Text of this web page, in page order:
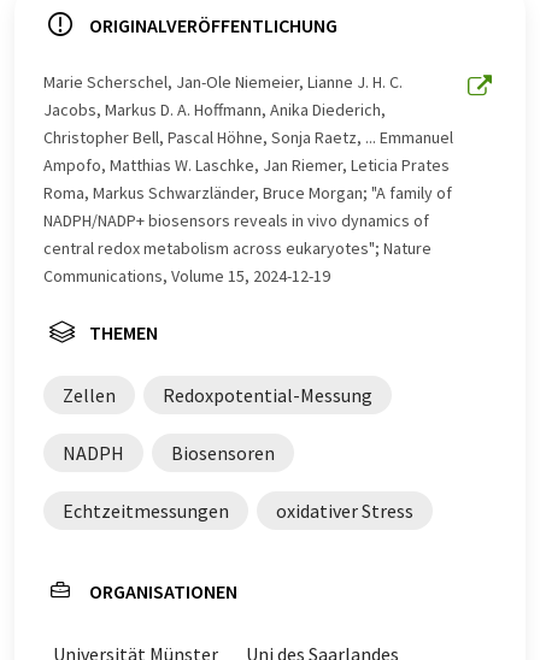
ORIGINALVERÖFFENTLICHUNG
Marie Scherschel, Jan-Ole Niemeier, Lianne J. H. C.
Jacobs, Markus D. A. Hoffmann, Anika Diederich,
Christopher Bell, Pascal Höhne, Sonja Raetz, ... Emmanuel
Ampofo, Matthias W. Laschke, Jan Riemer, Leticia Prates
Roma, Markus Schwarzländer, Bruce Morgan; "A family of
NADPH/NADP+ biosensors reveals in vivo dynamics of
central redox metabolism across eukaryotes"; Nature
Communications, Volume 15, 2024-12-19
THEMEN
Zellen Redoxpotential-Messung
NADPH Biosensoren
Echtzeitmessungen oxidativer Stress
ORGANISATIONEN
Universität Münster Uni des Saarlandes